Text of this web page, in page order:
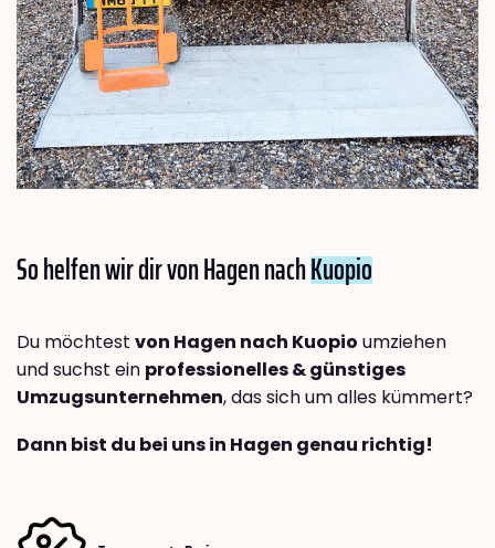
So helfen wir dir von Hagen nachKuopio
Du möchtest von Hagen nach Kuopio umziehen
und suchst ein professionelles & günstiges
Umzugsunternehmen, das sich um alles kümmert?
Dann bist du bei uns in Hagen genau richtig!